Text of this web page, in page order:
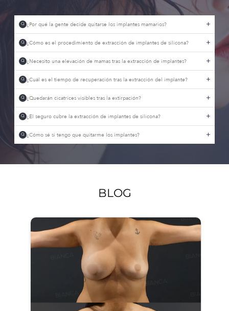
Q ¿Por qué la gente decide quitarse los implantes mamarios?
Q ¿Cómo es el procedimiento de extracción de implantes de silicona?
Q ¿Necesito una elevación de mamas tras la extracción de implantes?
Q ¿Cuál es el tiempo de recuperación tras la extracción del implante?
Q ¿Quedarán cicatrices visibles tras la extirpación?
Q ¿El seguro cubre la extracción de implantes de silicona?
Q ¿Cómo sé si tengo que quitarme los implantes?
BLOG